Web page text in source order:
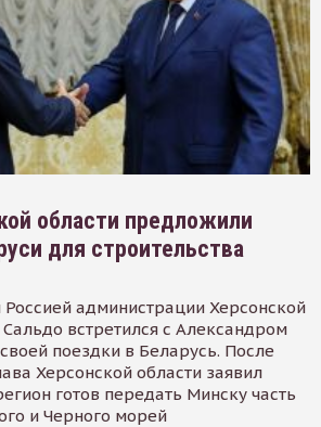
области предложили
для строительства
Россией администрации Херсонской
встретился с Александром
поездки в Беларусь. После
Херсонской области заявил
готов передать Минску часть
и Черного морей